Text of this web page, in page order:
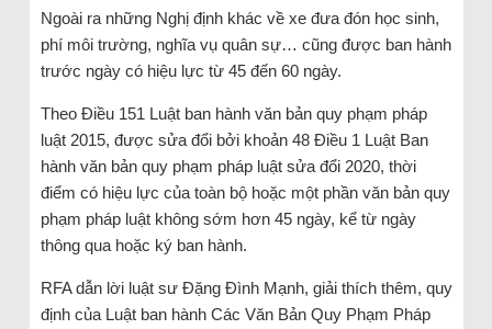
Ngoài ra những Nghị định khác về xe đưa đón học sinh,
phí môi trường, nghĩa vụ quân sự… cũng được ban hành
trước ngày có hiệu lực từ 45 đến 60 ngày.
Theo Điều 151 Luật ban hành văn bản quy phạm pháp
luật 2015, được sửa đổi bởi khoản 48 Điều 1 Luật Ban
hành văn bản quy phạm pháp luật sửa đổi 2020, thời
điểm có hiệu lực của toàn bộ hoặc một phần văn bản quy
phạm pháp luật không sớm hơn 45 ngày, kể từ ngày
thông qua hoặc ký ban hành.
RFA dẫn lời luật sư Đặng Đình Mạnh, giải thích thêm, quy
định của Luật ban hành Các Văn Bản Quy Phạm Pháp